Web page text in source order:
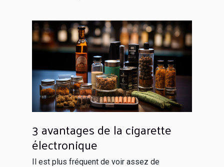
3 avantages de la cigarette
électronique
Il est plus fréquent de voir assez de